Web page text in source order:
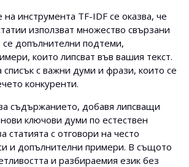
инструмента TF-IDF се оказва, че
използват множество свързани
допълнителни подтеми,
които липсват във вашия текст.
списък с важни думи и фрази, които се
конкуренти.
съдържанието, добавя липсващи
ключови думи по естествен
статията с отговори на често
и допълнителни примери. В същото
и разбираемия език без